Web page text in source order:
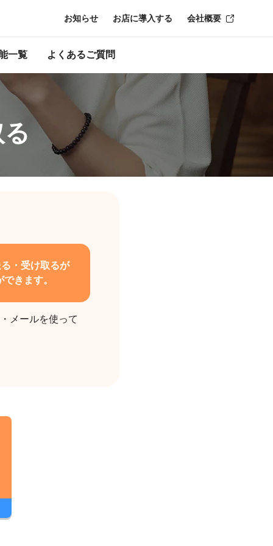
一覧 よくあるご質問
お知らせ お店に導入する 会社概要
・受け取るが
きます。
メールを使って